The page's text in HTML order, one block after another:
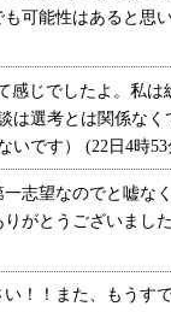
可能性はあると思
じでしたよ。私は
は選考とは関係なく
いです） (22日4時53
志望なのでと嘘な
がとうございまし
！！また、もうす